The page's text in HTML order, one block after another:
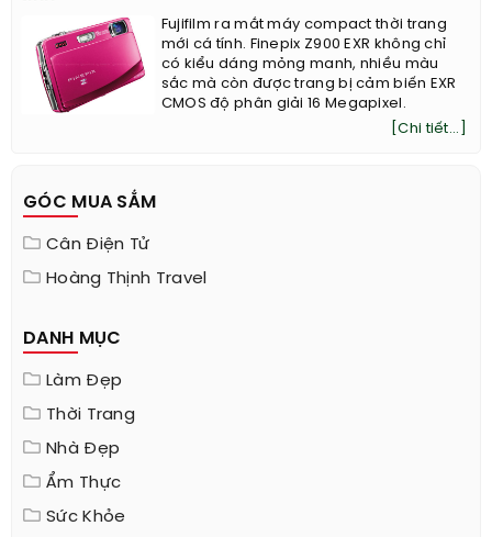
Fujifilm ra mắt máy compact thời trang
mới cá tính. Finepix Z900 EXR không chỉ
có kiểu dáng mỏng manh, nhiều màu
sắc mà còn được trang bị cảm biến EXR
CMOS độ phân giải 16 Megapixel.
[Chi tiết...]
GÓC MUA SẮM
Cân Điện Tử
Hoàng Thịnh Travel
DANH MỤC
Làm Đẹp
Thời Trang
Nhà Đẹp
Ẩm Thực
Sức Khỏe